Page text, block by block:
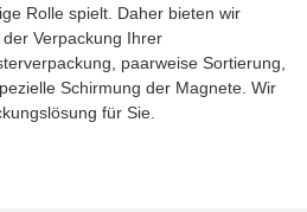
Rolle spielt. Daher bieten wir
Verpackung Ihrer
paarweise Sortierung,
Schirmung der Magnete. Wir
für Sie.